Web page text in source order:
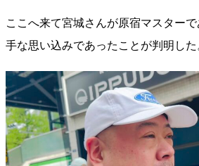
ここへ来て宮城さんが原宿マスター
手な思い込みであったことが判明した